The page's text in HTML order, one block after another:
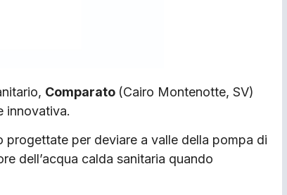
Comparato (Cairo Montenotte, SV)
innovativa.
progettate per deviare a valle della pompa di
dell’acqua calda sanitaria quando